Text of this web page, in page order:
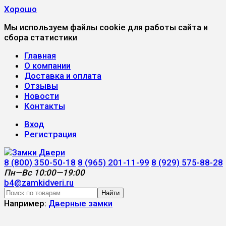
Хорошо
Мы используем файлы cookie для работы сайта и
сбора статистики
Главная
О компании
Доставка и оплата
Отзывы
Новости
Контакты
Вход
Регистрация
8 (800) 350-50-18 8 (965) 201-11-99 8 (929) 575-88-28
Пн—Вс 10:00—19:00
b4@zamkidveri.ru
Найти
Например: Дверные замки